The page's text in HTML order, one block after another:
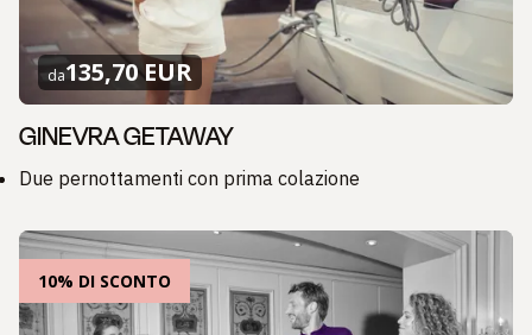
da135,70 EUR
GINEVRA GETAWAY
Due pernottamenti con prima colazione
10% DI SCONTO